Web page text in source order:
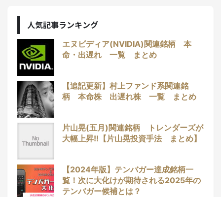
人気記事ランキング
エヌビディア(NVIDIA)関連銘柄 本
命・出遅れ 一覧 まとめ
【追記更新】村上ファンド系関連銘
柄 本命株 出遅れ株 一覧 まとめ
片山晃(五月)関連銘柄 トレンダーズが
大幅上昇!!【片山晃投資手法 まとめ】
【2024年版】テンバガー達成銘柄一
覧！次に大化けが期待される2025年の
テンバガー候補とは？